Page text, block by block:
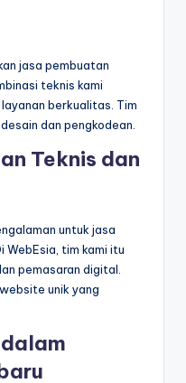
jasa pembuatan
teknis kami
berkualitas. Tim
dan pengkodean.
Teknis dan
untuk jasa
tim kami itu
pemasaran digital.
unik yang